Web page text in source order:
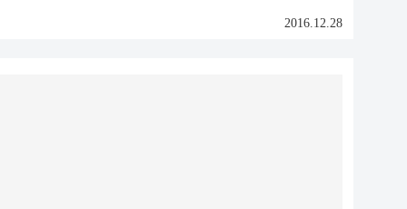
2016.12.28